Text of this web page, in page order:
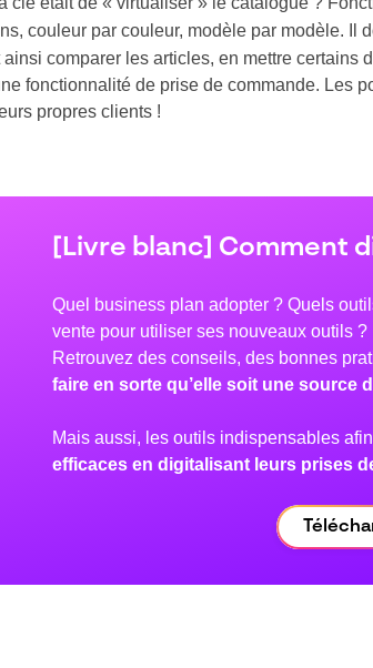
couleur par couleur, modèle par modèle. Il
ainsi comparer les articles, en mettre
fonctionnalité de prise de commande. Les
propres clients !
[Livre blanc] Comment
Quel business plan adopter ? Quels
vente pour utiliser ses nouveaux outils ?
Retrouvez des conseils, des bonnes
faire en sorte qu’elle soit une source
Mais aussi, les outils indispensables
efficaces en digitalisant leurs prises